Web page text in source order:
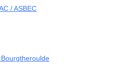
/ ASBEC